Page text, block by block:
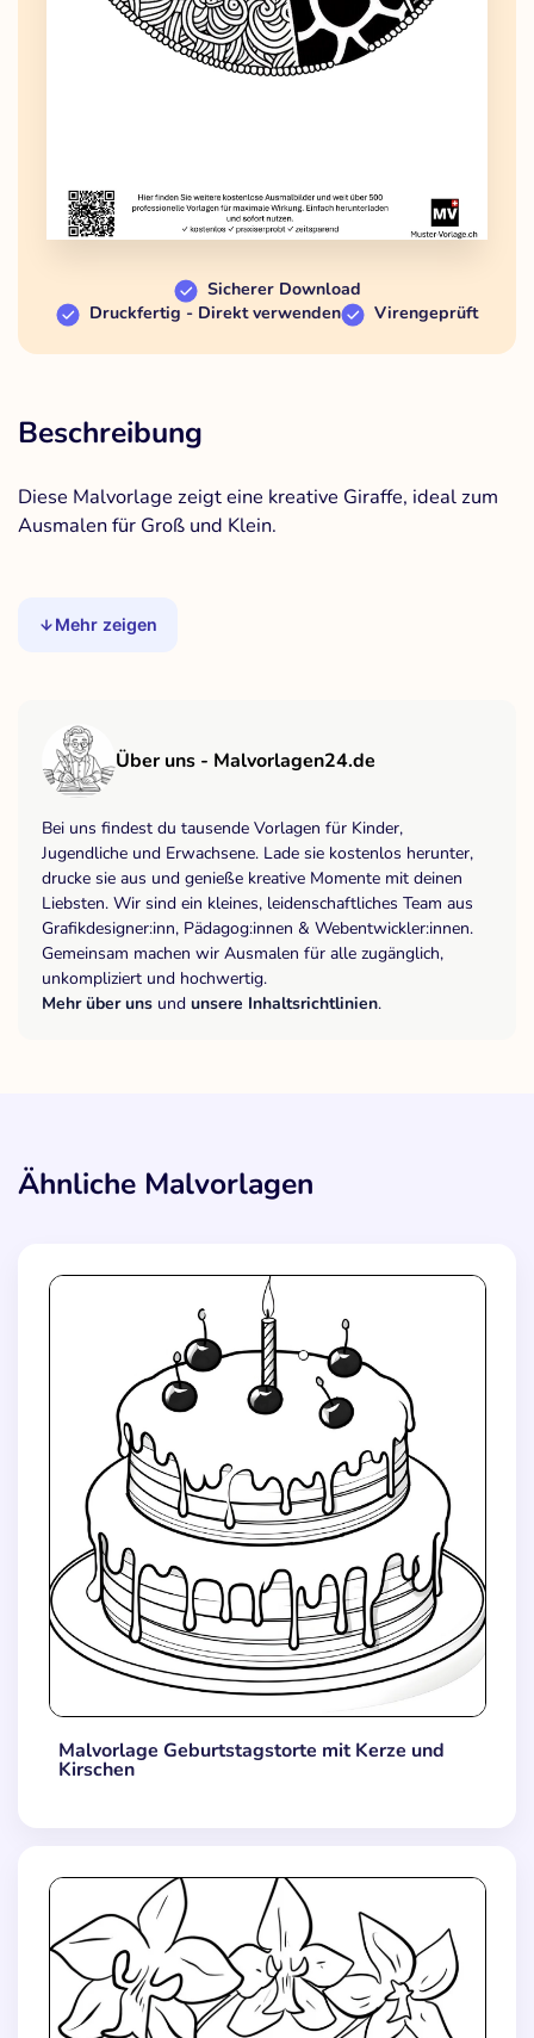
Sicherer Download
Druckfertig - Direkt verwenden
Virengeprüft
Beschreibung
Diese Malvorlage zeigt eine kreative Giraffe, ideal zum
Ausmalen für Groß und Klein.
Mehr zeigen
Über uns - Malvorlagen24.de
Bei uns findest du tausende Vorlagen für Kinder,
Jugendliche und Erwachsene. Lade sie kostenlos herunter,
drucke sie aus und genieße kreative Momente mit deinen
Liebsten. Wir sind ein kleines, leidenschaftliches Team aus
Grafikdesigner:inn, Pädagog:innen & Webentwickler:innen.
Gemeinsam machen wir Ausmalen für alle zugänglich,
unkompliziert und hochwertig.
Mehr über uns und unsere Inhaltsrichtlinien.
Ähnliche Malvorlagen
Malvorlage Geburtstagstorte mit Kerze und
Kirschen